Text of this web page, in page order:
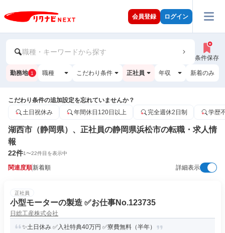
会員登録 ログイン
職種・キーワードから探す
条件保存
勤務地 1 職種 こだわり条件 正社員 年収 新着のみ
こだわり条件の追加設定を忘れていませんか？
土日祝休み
年間休日120日以上 完全週休2日制 学歴
湖西市（静岡県）、正社員の静岡県浜松市の転職・求人情
報
22件1〜22件目を表示中
関連度順新着順 詳細表示
正社員
小型モーターの製造 ✅お仕事No.123735
日総工産株式会社
✨土日休み ✅入社特典40万円 ✅寮費無料（半年）